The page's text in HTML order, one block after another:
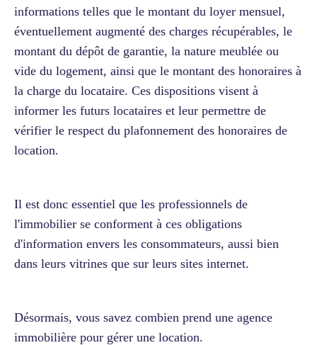
informations telles que le montant du loyer mensuel,
éventuellement augmenté des charges récupérables, le
montant du dépôt de garantie, la nature meublée ou
vide du logement, ainsi que le montant des honoraires à
la charge du locataire. Ces dispositions visent à
informer les futurs locataires et leur permettre de
vérifier le respect du plafonnement des honoraires de
location.
Il est donc essentiel que les professionnels de
l'immobilier se conforment à ces obligations
d'information envers les consommateurs, aussi bien
dans leurs vitrines que sur leurs sites internet.
Désormais, vous savez combien prend une agence
immobilière pour gérer une location.